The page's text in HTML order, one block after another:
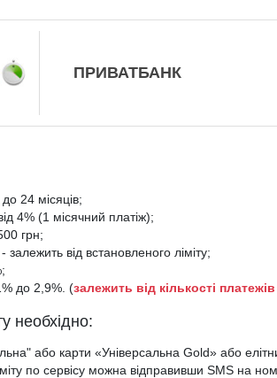
ПРИВАТБАНК
24 місяців;
4% (1 місячний платіж);
грн;
від встановленого ліміту;
до 2,9%. (залежить від кількості
необхідно:
або карти «Універсальна Gold» або
по сервісу можна відправивши SMS на